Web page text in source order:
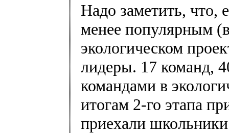
Надо заметить, что,
менее популярным
экологическом
лидеры. 17 команд,
командами в
итогам 2-го этапа
приехали